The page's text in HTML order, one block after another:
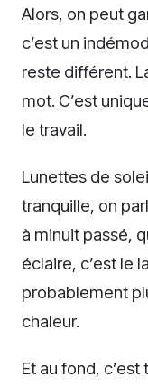
Alors, on peut
c’est un
reste différent.
mot. C’est
le travail.
Lunettes de
tranquille, on
à minuit passé,
éclaire, c’est le
probablement
chaleur.
Et au fond,